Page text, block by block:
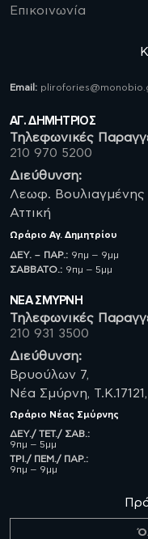
Επικοινωνία
Email:
ΑΓ. ΔΗΜΗΤΡΙΟΣ
Τηλεφωνικές
210 970 5200
Διεύθυνση:
Λεωφ. Βουλιαγμένης
Αττική
Ωράριο Αγ. Δημητρίου
ΔΕΥ. – ΠΑΡ.: 9πμ – 9μμ
ΣΑΒBATO.: 9πμ – 5μμ
ΝΈΑ ΣΜΥΡΝΗ
Τηλεφωνικές
210 931 3500
Διεύθυνση:
Βρυούλων 7,
Νέα Σμύρνη,
Ωράριο Νέας Σμύρνης
ΔΕΥ./ ΤΕΤ./ ΣΑΒ.:
9πμ – 5μμ
ΤΡΙ./ ΠΕΜ./ ΠΑΡ.:
9πμ – 9μμ